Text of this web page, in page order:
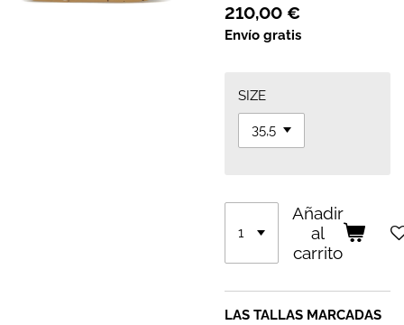
210,00 €
Envío gratis
SIZE
Añadir
al
carrito
LAS TALLAS MARCADAS